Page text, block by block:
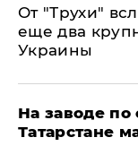
От "Трухи"
еще два
Украины
На заводе
Татарстане